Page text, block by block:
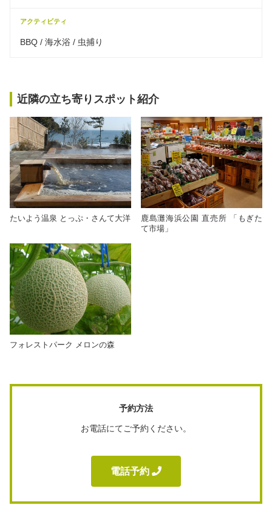
アクティビティ
BBQ / 海水浴 / 虫捕り
近隣の立ち寄りスポット紹介
たいよう温泉 とっぷ・さんて大洋
鹿島灘海浜公園 直売所 「もぎた
て市場」
フォレストパーク メロンの森
予約方法
お電話にてご予約ください。
電話予約